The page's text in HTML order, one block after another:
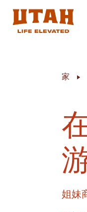
家
姐妹